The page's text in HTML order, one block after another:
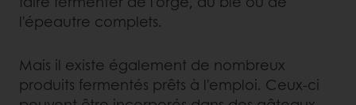
l'épeautre complets.
Mais il existe également de nombreux
produits fermentés prêts à l'emploi. Ceux-ci